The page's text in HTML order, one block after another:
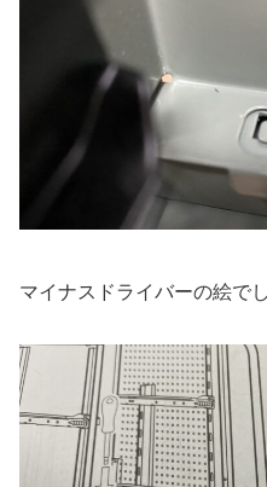
マイナスドライバーの絵でし